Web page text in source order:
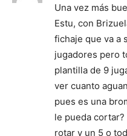
Una vez más
Estu, con
fichaje que va a
jugadores pero
plantilla de 9
ver cuanto
pues es una
le pueda
rotar y un 5 o